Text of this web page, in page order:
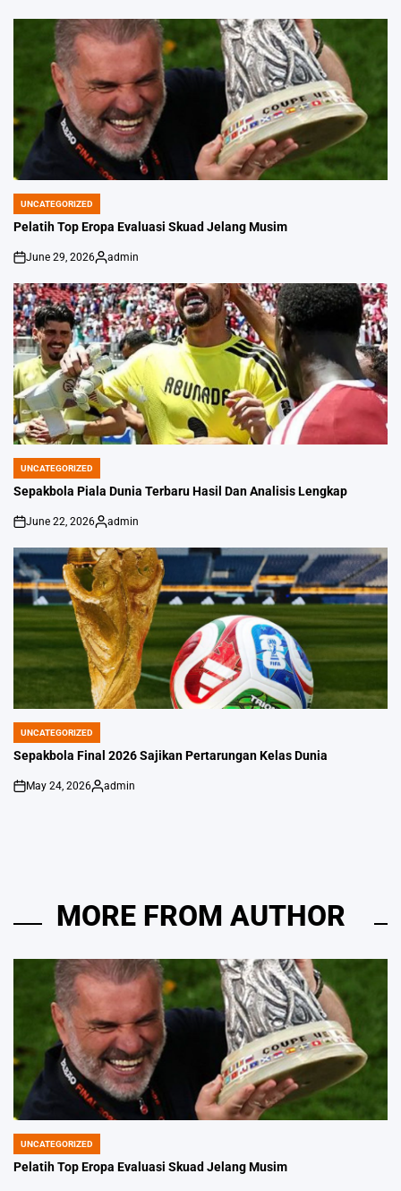
POSTED
IN
UNCATEGORIZED
Pelatih Top Eropa Evaluasi Skuad Jelang Musim
on
June 29, 2026
Posted
admin
POSTED
IN
UNCATEGORIZED
Sepakbola Piala Dunia Terbaru Hasil Dan Analisis Lengkap
on
June 22, 2026
Posted
admin
POSTED
IN
UNCATEGORIZED
Sepakbola Final 2026 Sajikan Pertarungan Kelas Dunia
on
May 24, 2026
Posted
admin
MORE FROM AUTHOR
POSTED
IN
UNCATEGORIZED
Pelatih Top Eropa Evaluasi Skuad Jelang Musim